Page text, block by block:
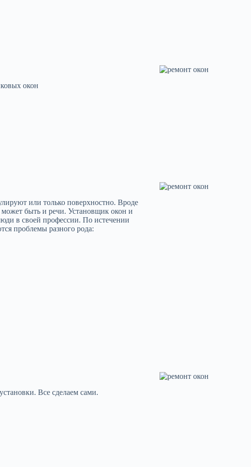
окон
или только поверхностно. Вроде
может быть и речи. Установщик окон и
в своей профессии. По истечении
проблемы разного рода:
Все сделаем сами.